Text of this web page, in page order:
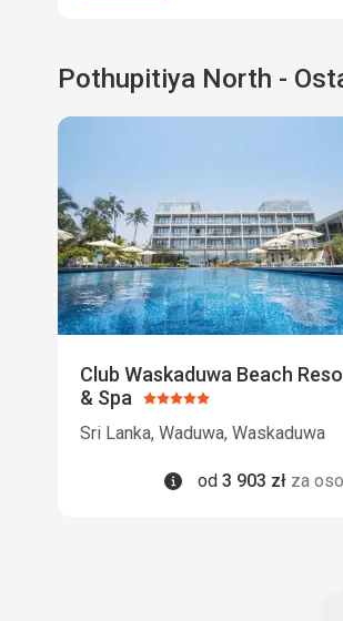
Pothupitiya North -
Club Waskaduwa Beach
& Spa Ocena:
5/5
Sri Lanka, Waduwa, Waskaduwa
Informacje
od 3 903 zł za